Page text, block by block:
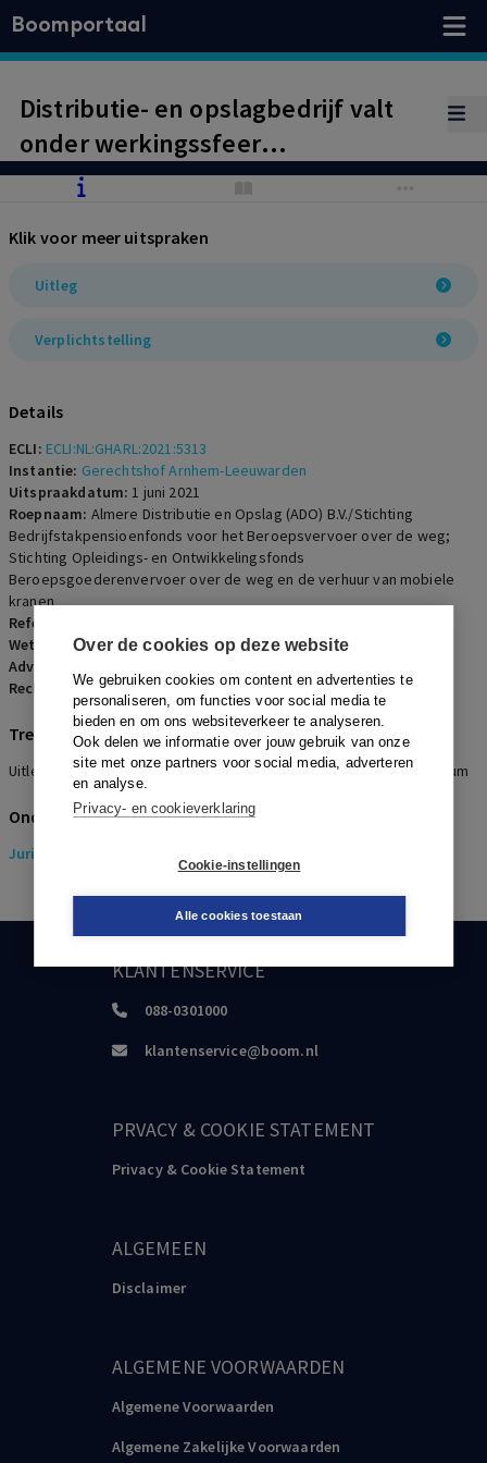
Over de cookies op deze website
We gebruiken cookies om content en advertenties te
personaliseren, om functies voor social media te
bieden en om ons websiteverkeer te analyseren.
Ook delen we informatie over jouw gebruik van onze
site met onze partners voor social media, adverteren
en analyse.
Privacy- en cookieverklaring
Cookie-instellingen
Alle cookies toestaan
Boomportaal
Distributie- en opslagbedrijf valt
onder werkingssfeer
bedrijfstakpensioenfonds
Klik voor meer uitspraken
Uitleg
Verplichtstelling
Details
ECLI: ECLI:NL:GHARL:2021:5313
Instantie: Gerechtshof Arnhem-Leeuwarden
Uitspraakdatum:1 juni 2021
Roepnaam: Almere Distributie en Opslag (ADO) B.V./Stichting
Bedrijfstakpensioenfonds voor het Beroepsvervoer over de weg;
Stichting Opleidings- en Ontwikkelingsfonds
Beroepsgoederenvervoer over de weg en de verhuur van mobiele
kranen
Referentienummer:
Wetsartikelen: 2 Wet Bpf 2000
Advocaten:
Rechters:A.E.F. Hillen, M.F.J.N. van Osch en P.L.R. Wefers Bettink
Trefwoorden
Uitleg, Werkingssfeerbepaling, Vervoer, Hoofdzakelijkheidscriterium
Onderwerpen
Juridisch
KLANTENSERVICE
088-0301000
klantenservice@boom.nl
PRVACY & COOKIE STATEMENT
Privacy & Cookie Statement
ALGEMEEN
Disclaimer
ALGEMENE VOORWAARDEN
Algemene Voorwaarden
Algemene Zakelijke Voorwaarden